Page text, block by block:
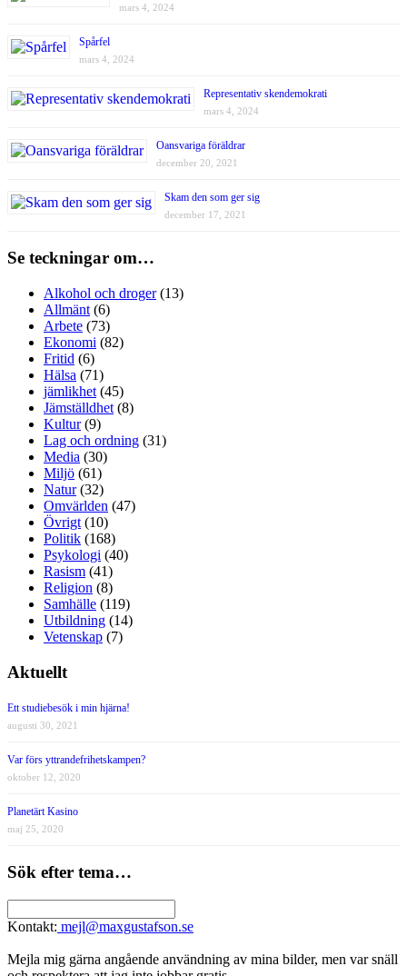
mars 4, 2024
Spårfel
mars 4, 2024
Representativ skendemokrati
mars 4, 2024
Oansvariga föräldrar
december 20, 2021
Skam den som ger sig
december 17, 2021
Se teckningar om…
Alkohol och droger(13)
Allmänt (6)
Arbete (73)
Ekonomi (82)
Fritid (6)
Hälsa (71)
jämlikhet (45)
Jämställdhet (8)
Kultur(9)
Lag och ordning (31)
Media (30)
Miljö (61)
Natur(32)
Omvärlden (47)
Övrigt (10)
Politik (168)
Psykologi (40)
Rasism (41)
Religion (8)
Samhälle (119)
Utbildning (14)
Vetenskap (7)
Aktuellt
Ett studiebesök i min hjärna!
augusti 30, 2021
Var förs yttrandefrihetskampen?
oktober 12, 2020
Planetärt Kasino
maj 25, 2020
Sök efter tema…
Kontakt: mejl@maxgustafson.se
Mejla mig gärna angående användning av mina bilder, men var snäll